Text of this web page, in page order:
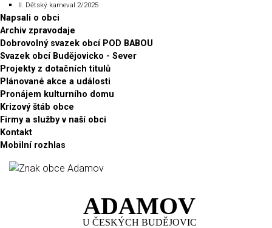
II. Dětský karneval 2/2025
Napsali o obci
Archiv zpravodaje
Dobrovolný svazek obcí POD BABOU
Svazek obcí Budějovicko - Sever
Projekty z dotačních titulů
Plánované akce a události
Pronájem kulturního domu
Krizový štáb obce
Firmy a služby v naší obci
Kontakt
Mobilní rozhlas
ADAMOV
U ČESKÝCH BUDĚJOVIC